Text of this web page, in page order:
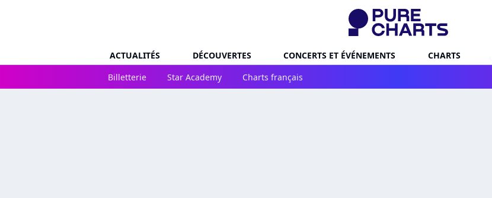
ACTUALITÉS DÉCOUVERTES CONCERTS ET ÉVÉNEMENTS CHARTS
Billetterie
Star Academy Charts français